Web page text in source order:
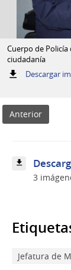
Cuerpo de Policía
ciudadanía
Descargar
Anterior
3
Jefatura de